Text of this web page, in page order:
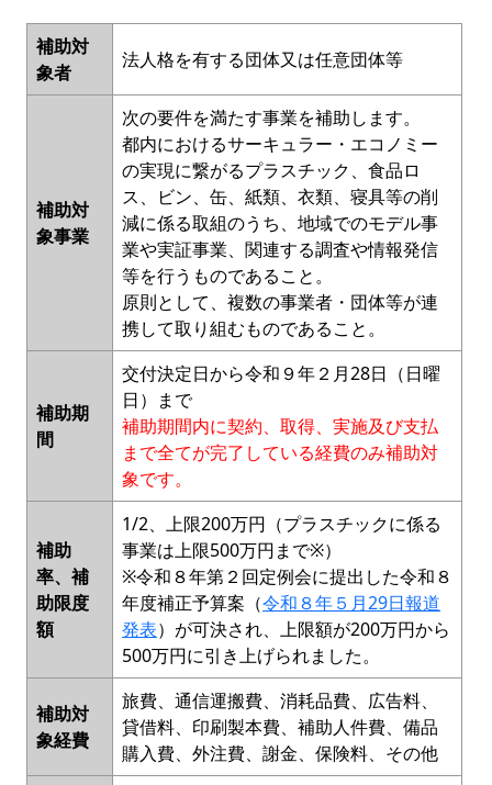
補助対
象者
法人格を有する団体又は任意団体等
補助対
象事業
次の要件を満たす事業を補助します。
都内におけるサーキュラー・エコノミー
の実現に繋がるプラスチック、食品ロ
ス、ビン、缶、紙類、衣類、寝具等の削
減に係る取組のうち、地域でのモデル事
業や実証事業、関連する調査や情報発信
等を行うものであること。
原則として、複数の事業者・団体等が連
携して取り組むものであること。
補助期
間
交付決定日から令和９年２月28日（日曜
日）まで
補助期間内に契約、取得、実施及び支払
まで全てが完了している経費のみ補助対
象です。
補助
率、補
助限度
額
1/2、上限200万円（プラスチックに係る
事業は上限500万円まで※）
※令和８年第２回定例会に提出した令和８
年度補正予算案（令和８年５月29日報道
発表）が可決され、上限額が200万円から
500万円に引き上げられました。
補助対
象経費
旅費、通信運搬費、消耗品費、広告料、
貸借料、印刷製本費、補助人件費、備品
購入費、外注費、謝金、保険料、その他